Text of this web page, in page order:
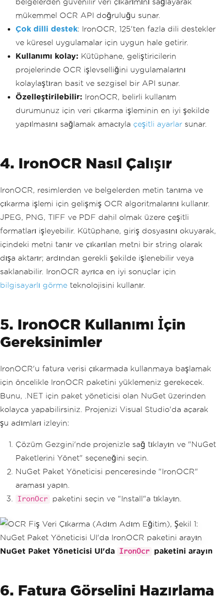
belgelerden güvenilir veri çıkarımını sağlayarak
mükemmel OCR API doğruluğu sunar.
Çok dilli destek: IronOCR, 125'ten fazla dili destekler
ve küresel uygulamalar için uygun hale getirir.
Kullanımı kolay: Kütüphane, geliştiricilerin
projelerinde OCR işlevselliğini uygulamalarını
kolaylaştıran basit ve sezgisel bir API sunar.
Özelleştirilebilir: IronOCR, belirli kullanım
durumunuz için veri çıkarma işleminin en iyi şekilde
yapılmasını sağlamak amacıyla çeşitli ayarlar sunar.
4. IronOCR Nasıl Çalışır
IronOCR, resimlerden ve belgelerden metin tanıma ve
çıkarma işlemi için gelişmiş OCR algoritmalarını kullanır.
JPEG, PNG, TIFF ve PDF dahil olmak üzere çeşitli
formatları işleyebilir. Kütüphane, giriş dosyasını okuyarak,
içindeki metni tanır ve çıkarılan metni bir string olarak
dışa aktarır; ardından gerekli şekilde işlenebilir veya
saklanabilir. IronOCR ayrıca en iyi sonuçlar için
bilgisayarlı görme teknolojisini kullanır.
5. IronOCR Kullanımı İçin
Gereksinimler
IronOCR'u fatura verisi çıkarmada kullanmaya başlamak
için öncelikle IronOCR paketini yüklemeniz gerekecek.
Bunu, .NET için paket yöneticisi olan NuGet üzerinden
kolayca yapabilirsiniz. Projenizi Visual Studio'da açarak
şu adımları izleyin:
Çözüm Gezgini'nde projenizle sağ tıklayın ve "NuGet
Paketlerini Yönet" seçeneğini seçin.
NuGet Paket Yöneticisi penceresinde "IronOCR"
araması yapın.
IronOcr paketini seçin ve "Install"a tıklayın.
NuGet Paket Yöneticisi UI'da IronOcr paketini arayın
6. Fatura Görselini Hazırlama